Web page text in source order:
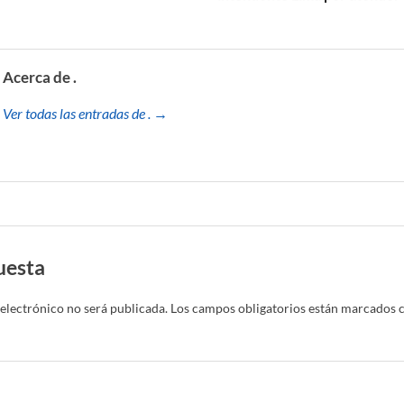
Acerca de .
Ver todas las entradas de . →
no será publicada. Los campos obligatorios están marcados